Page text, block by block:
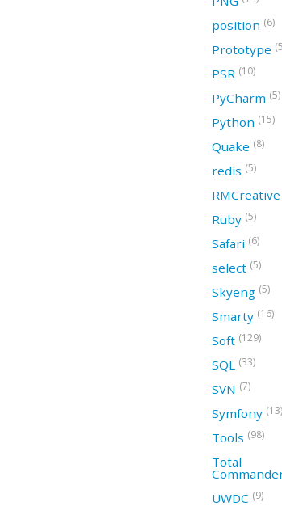
position (6)
Prototype
PSR (10)
PyCharm (5)
Python (15)
Quake (8)
redis (5)
RMCreative
Ruby (5)
Safari (6)
select (5)
Skyeng (5)
Smarty (16)
Soft (129)
SQL (33)
SVN (7)
Symfony (13)
Tools (98)
Total
UWDC (9)